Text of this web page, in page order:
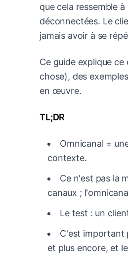
que cela ressemble
déconnectées. Le
jamais avoir à se
Ce guide explique
chose), des
en œuvre.
TL;DR
Omnicanal =
contexte.
Ce n'est pas la
canaux ;
Le test : un
C'est important
et plus encore, et